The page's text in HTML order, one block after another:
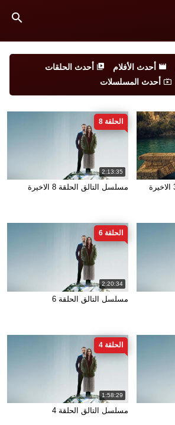
أحدث الأفلام
أحدث الحلقات
أحدث المسلسلات
مسلسل الخليفة الحلقة 35 الاخيرة
2:13:35
الحلقة 8
مسلسل التالق الحلقة 8 الاخيرة
2:20:34
الحلقة 6
مسلسل التالق الحلقة 6
1:58:29
الحلقة 4
مسلسل التالق الحلقة 4